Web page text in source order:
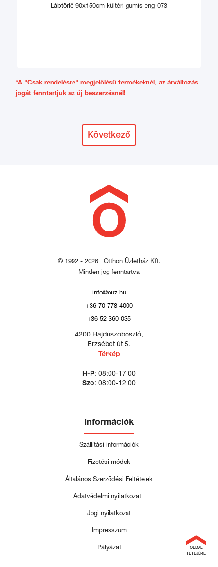
Lábtörlő 90x150cm kültéri gumis eng-073
*A "Csak rendelésre" megjelölésű termékeknél, az árváltozás
jogát fenntartjuk az új beszerzésnél!
Következő
OLDAL
TETEJÉRE
© 1992 - 2026 | Otthon Üzletház Kft.
Minden jog fenntartva
info@ouz.hu
+36 70 778 4000
+36 52 360 035
4200 Hajdúszoboszló,
Erzsébet út 5.
Térkép
H-P: 08:00-17:00
Szo: 08:00-12:00
Információk
Szállítási információk
Fizetési módok
Általános Szerződési Feltételek
Adatvédelmi nyilatkozat
Jogi nyilatkozat
Impresszum
Pályázat